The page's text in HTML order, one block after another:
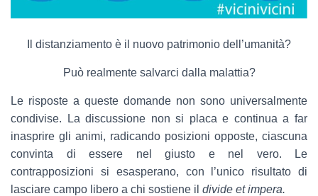
Il distanziamento è il nuovo patrimonio dell’umanità?
Può realmente salvarci dalla malattia?
Le risposte a queste domande non sono universalmente
condivise. La discussione non si placa e continua a far
inasprire gli animi, radicando posizioni opposte, ciascuna
convinta di essere nel giusto e nel vero. Le
contrapposizioni si esasperano, con l’unico risultato di
lasciare campo libero a chi sostiene il divide et impera.